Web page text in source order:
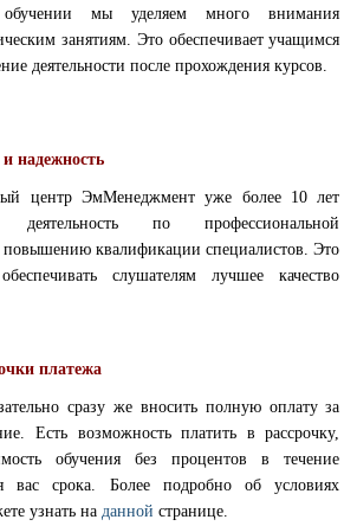
мы уделяем много внимания
занятиям. Это обеспечивает учащимся
деятельности после прохождения курсов.
надежность
центр ЭмМенеджмент уже более 10 лет
деятельность по профессиональной
повышению квалификации специалистов. Это
слушателям лучшее качество
платежа
сразу же вносить полную оплату за
Есть возможность платить в рассрочку,
обучения без процентов в течение
вас срока. Более подробно об условиях
узнать наданной странице.